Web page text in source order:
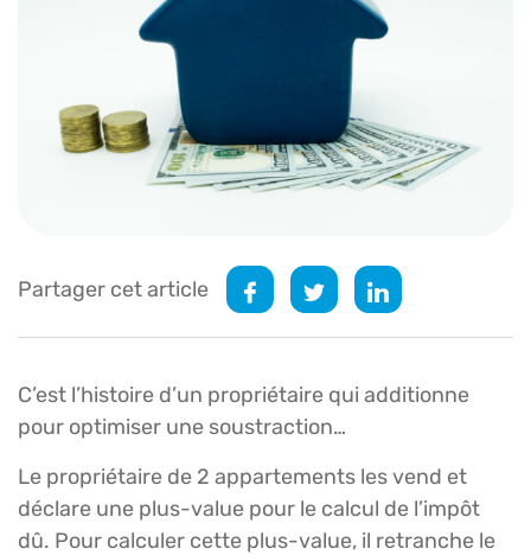
Partager cet article
C’est l’histoire d’un propriétaire qui additionne
pour optimiser une soustraction…
Le propriétaire de 2 appartements les vend et
déclare une plus-value pour le calcul de l’impôt
dû. Pour calculer cette plus-value, il retranche le